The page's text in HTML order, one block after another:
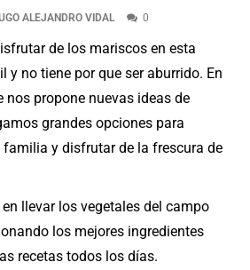
ALEJANDRO VIDAL 0
de los mariscos en esta
y no tiene por que ser aburrido. En
nos propone nuevas ideas de
grandes opciones para
y disfrutar de la frescura de
llevar los vegetales del campo
los mejores ingredientes
recetas todos los días.